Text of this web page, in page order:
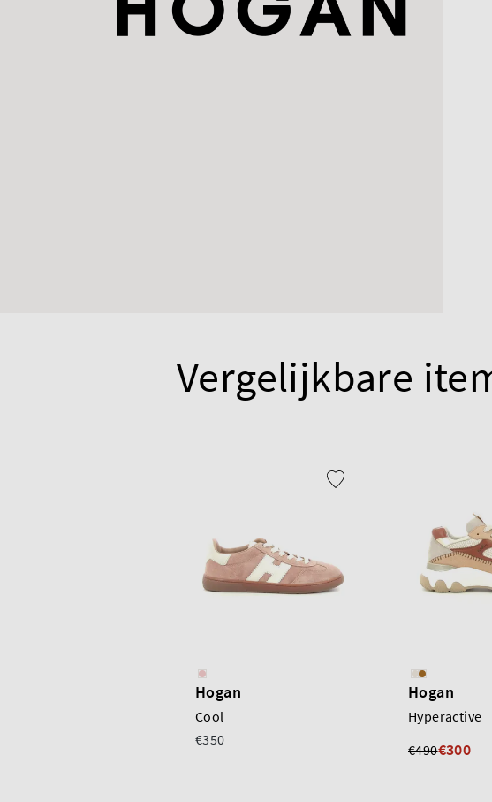
Vergelijkbare
Hogan
Cool
€350
Hogan
Hyperactive
€490€300